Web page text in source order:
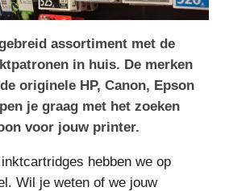
assortiment met de
in huis. De merken
originele HP, Canon, Epson
je graag met het zoeken
voor jouw printer.
hebben we op
Wil je weten of we jouw